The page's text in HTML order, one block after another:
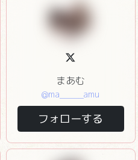
まあむ
@ma_____amu
フォローする